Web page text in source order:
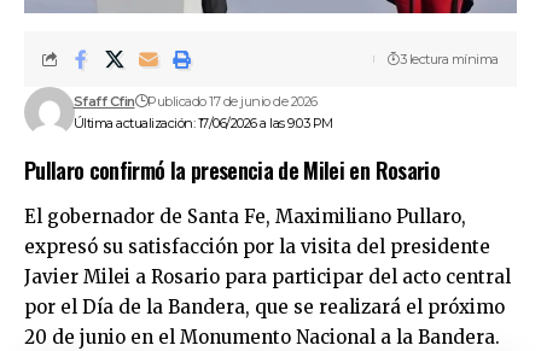
Última actualización: 17/06/2026 a las 9:03 PM
Sfaff Cfin Publicado 17 de junio de 2026
3 lectura mínima
Pullaro confirmó la presencia de Milei en Rosario
El gobernador de Santa Fe, Maximiliano Pullaro,
expresó su satisfacción por la visita del presidente
Javier Milei a Rosario para participar del acto central
por el Día de la Bandera, que se realizará el próximo
20 de junio en el Monumento Nacional a la Bandera.